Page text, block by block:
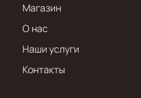
Магазин
О нас
Наши услуги
Контакты